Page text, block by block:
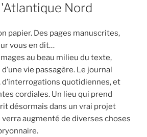
Nord
papier. Des pages manuscrites,
vous en dit…
au beau milieu du texte,
vie passagère. Le journal
quotidiennes, et
cordiales. Un lieu qui prend
désormais dans un vrai projet
verra augmenté de diverses choses